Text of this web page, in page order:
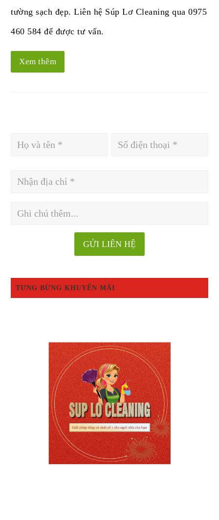
tường sạch đẹp. Liên hệ Súp Lơ Cleaning qua 0975
460 584 để được tư vấn.
Xem thêm
TƯNG BỪNG KHUYẾN MÃI